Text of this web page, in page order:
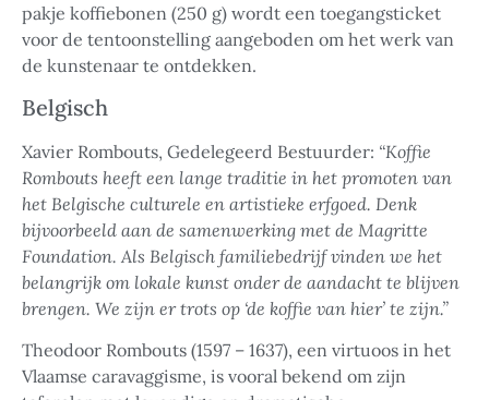
pakje koffiebonen (250 g) wordt een toegangsticket
voor de tentoonstelling aangeboden om het werk van
de kunstenaar te ontdekken.
Belgisch
Xavier Rombouts, Gedelegeerd Bestuurder: “Koffie
Rombouts heeft een lange traditie in het promoten van
het Belgische culturele en artistieke erfgoed. Denk
bijvoorbeeld aan de samenwerking met de Magritte
Foundation. Als Belgisch familiebedrijf vinden we het
belangrijk om lokale kunst onder de aandacht te blijven
brengen. We zijn er trots op ‘de koffie van hier’ te zijn.”
Theodoor Rombouts (1597 – 1637), een virtuoos in het
Vlaamse caravaggisme, is vooral bekend om zijn